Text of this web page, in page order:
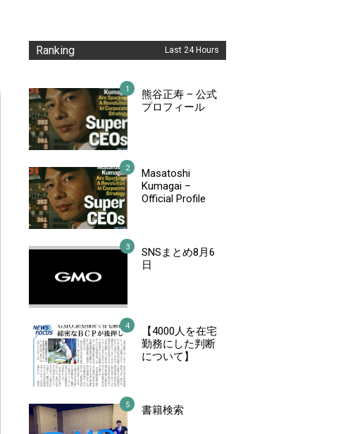
Ranking Last 24 Hours
熊谷正寿 – 公式
プロフィール
Masatoshi
Kumagai –
Official Profile
SNSまとめ8月6
日
【4000人を在宅
勤務にした判断
について】
書籍検索